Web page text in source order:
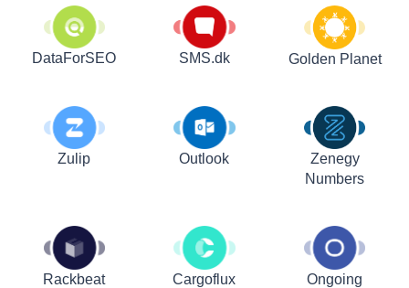
DataForSEO SMS.dk Golden Planet
Zulip Outlook
Zenegy
Numbers
Rackbeat Cargoflux
Ongoing